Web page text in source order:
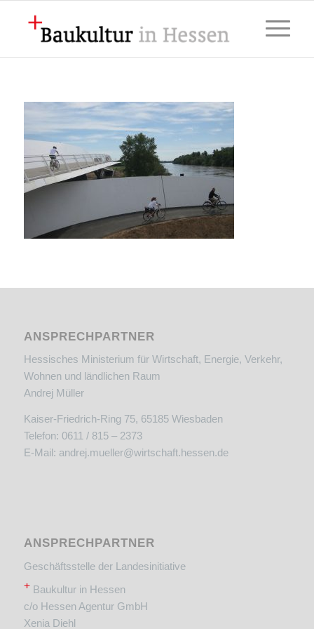
ANSPRECHPARTNER
Hessisches Ministerium für Wirtschaft, Energie, Verkehr,
Wohnen und ländlichen Raum
Andrej Müller
Kaiser-Friedrich-Ring 75, 65185 Wiesbaden
Telefon: 0611 / 815 – 2373
E-Mail: andrej.mueller@wirtschaft.hessen.de
ANSPRECHPARTNER
Geschäftsstelle der Landesinitiative
+Baukultur in Hessen
c/o Hessen Agentur GmbH
Xenia Diehl